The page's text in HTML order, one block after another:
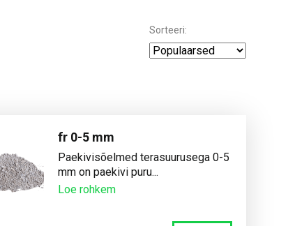
Sorteeri:
fr 0-5 mm
Paekivisõelmed terasuurusega 0-5
mm on paekivi puru...
Loe rohkem